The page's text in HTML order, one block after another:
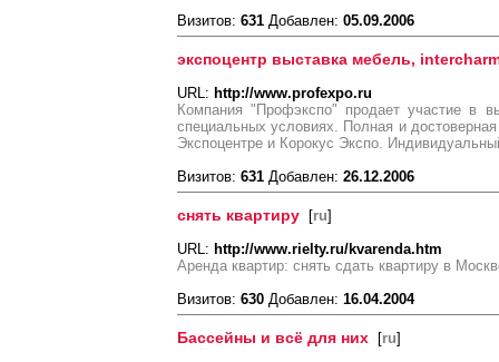
Визитов: 631 Добавлен: 05.09.2006
экспоцентр выставка мебель,
URL: http://www.profexpo.ru
Компания "Профэкспо" продает участие в
специальных условиях. Полная и
Экспоцентре и Корокус Экспо.
Визитов: 631 Добавлен: 26.12.2006
снять квартиру [ru]
URL: http://www.rielty.ru/kvarenda.htm
Аренда квартир: снять сдать квартиру в
Визитов: 630 Добавлен: 16.04.2004
Бассейны и всё для них [ru]